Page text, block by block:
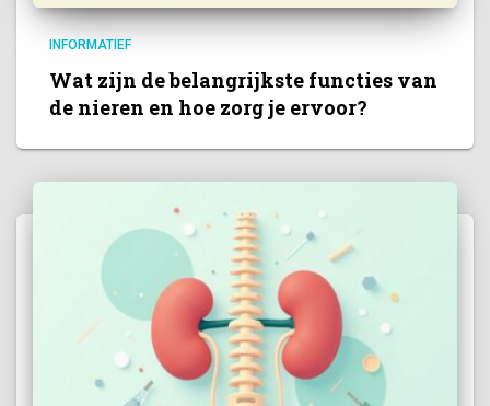
INFORMATIEF
Wat zijn de belangrijkste functies van
de nieren en hoe zorg je ervoor?